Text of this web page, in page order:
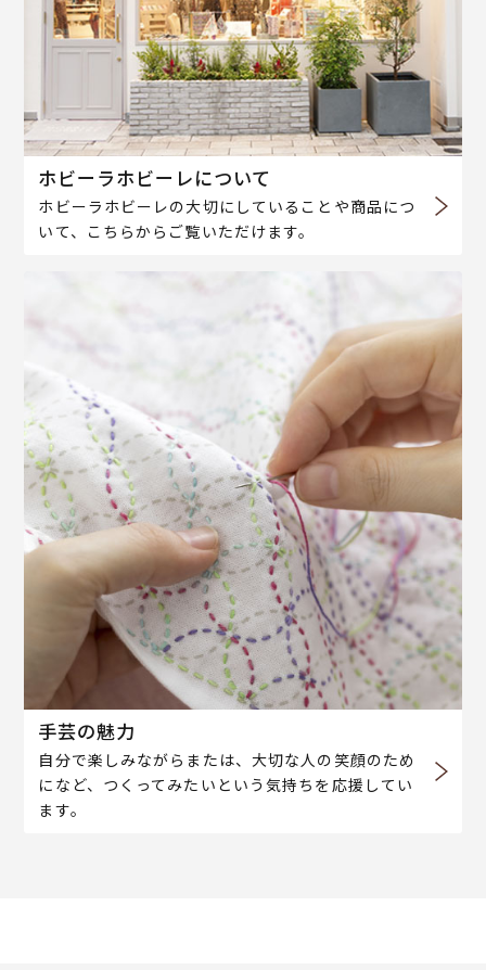
ホビーラホビーレについて
ホビーラホビーレの大切にしていることや商品につ
いて、こちらからご覧いただけます。
手芸の魅力
自分で楽しみながらまたは、大切な人の笑顔のため
になど、つくってみたいという気持ちを応援してい
ます。